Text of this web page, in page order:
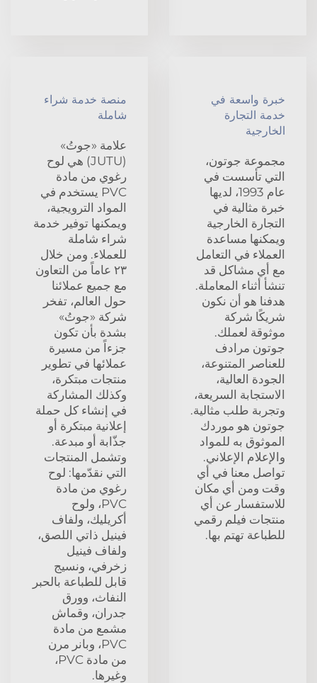
خبرة واسعة في
خدمة التجارة
الخارجية
مجموعة جوتون،
التي تأسست في
عام 1993، لديها
خبرة مثالية في
التجارة الخارجية
ويمكنها مساعدة
العملاء في التعامل
مع أي مشاكل قد
تنشأ أثناء المعاملة.
هدفنا هو أن نكون
شريكًا شركة
موثوقة لعملك.
جوتون مرادف
للعناصر المتنوعة،
الجودة العالية،
الاستجابة السريعة،
وتجربة طلب مثالية.
جوتون هو موردك
الموثوق به للمواد
والإعلام الإعلاني.
تواصل معنا في أي
وقت ومن أي مكان
للاستفسار عن أي
منتجات فيلم رقمي
للطباعة تهتم بها.
منصة خدمة شراء
شاملة
علامة «جوتُ»
(JUTU) هي لوح
رغوي من مادة
PVC يستخدم في
المواد الترويجية،
ويمكنها توفير خدمة
شراء شاملة
للعملاء. ومن خلال
٢٣ عاماً من التعاون
مع جميع عملائنا
حول العالم، تفخر
شركة «جوتُ»
بشدة بأن تكون
جزءاً من مسيرة
عملائها في تطوير
منتجات مبتكرة،
وكذلك المشاركة
في إنشاء كل حملة
إعلانية مبتكرة أو
جذّابة أو مبدعة.
وتشمل المنتجات
التي نقدّمها: لوح
رغوي من مادة
PVC، ولوح
أكريليك، ولفاف
فينيل ذاتي اللصق،
ولفاف فينيل
زخرفي، ونسيج
قابل للطباعة بالحبر
النفاث، وورق
جدران، وقماش
مشمع من مادة
PVC، وبانر مرن
من مادة PVC،
وغيرها.